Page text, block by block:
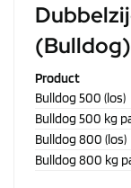
(Bulldog)
Product
Bulldog 500 (los)
Bulldog 500 kg
Bulldog 800 (los)
Bulldog 800 kg